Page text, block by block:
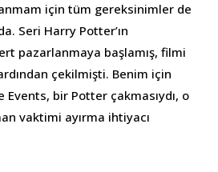
için tüm gereksinimler de
Seri Harry Potter’ın
pazarlanmaya başlamış, filmi
çekilmişti. Benim için
bir Potter çakmasıydı, o
vaktimi ayırma ihtiyacı